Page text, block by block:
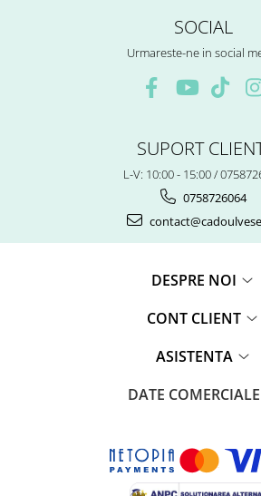
SOCIAL
Urmareste-ne in social
SUPORT
L-V: 10:00 - 15:00 /
0758726064
DESPRE NOI
CONT CLIENT
ASISTENTA
DATE COMERCIALE